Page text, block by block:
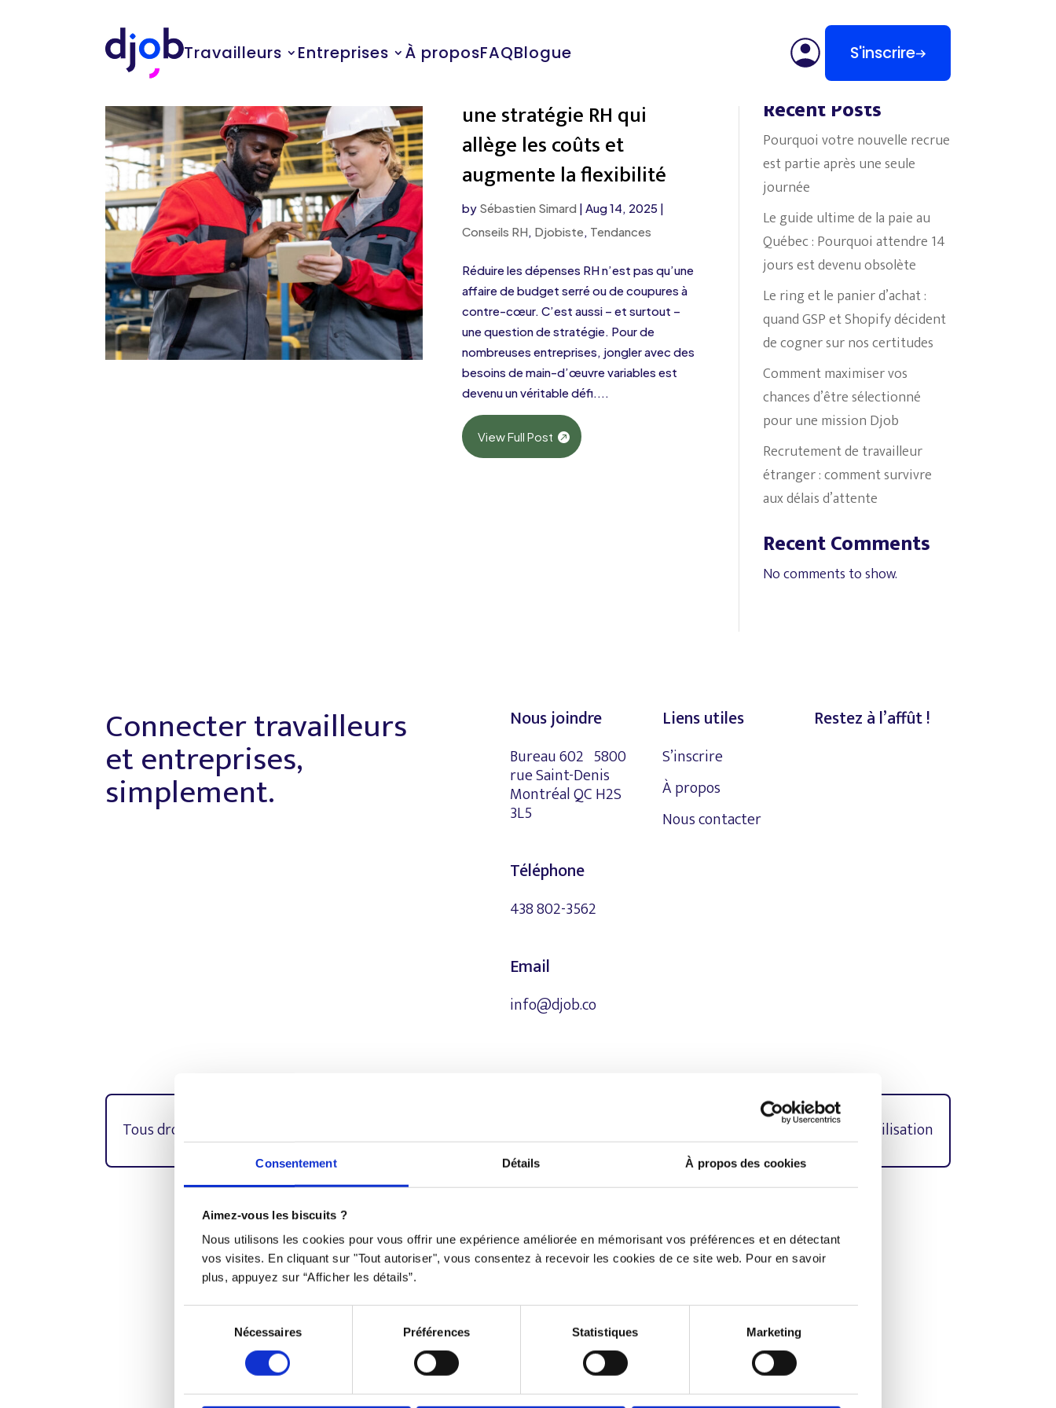
Consentement Détails À propos des cookies
Aimez-vous les biscuits ?
Nous utilisons les cookies pour vous offrir une expérience améliorée en mémorisant vos préférences et en détectant
vos visites. En cliquant sur "Tout autoriser", vous consentez à recevoir les cookies de ce site web. Pour en savoir
plus, appuyez sur “Afficher les détails”.
consentement
Nécessaires Préférences Statistiques Marketing
Travailleurs Entreprises À proposFAQBlogue S'inscrire
une stratégie RH qui
allège les coûts et
augmente la flexibilité
by Sébastien Simard | Aug 14, 2025|
Conseils RH, Djobiste, Tendances
Réduire les dépenses RH n’est pas qu’une
affaire de budget serré ou de coupures à
contre-cœur. C’est aussi – et surtout –
une question de stratégie. Pour de
nombreuses entreprises, jongler avec des
besoins de main-d’œuvre variables est
devenu un véritable défi....
View Full Post
Search
Recent Posts
Pourquoi votre nouvelle recrue
est partie après une seule
journée
Le guide ultime de la paie au
Québec : Pourquoi attendre 14
jours est devenu obsolète
Le ring et le panier d’achat :
quand GSP et Shopify décident
de cogner sur nos certitudes
Comment maximiser vos
chances d’être sélectionné
pour une mission Djob
Recrutement de travailleur
étranger : comment survivre
aux délais d’attente
Recent Comments
No comments to show.
Connecter travailleurs
et entreprises,
simplement.
Nous joindre
Bureau 602 5800
rue Saint-Denis
Montréal QC H2S
3L5
Téléphone
438 802-3562
Email
info@djob.co
Liens utiles
S’inscrire
À propos
Nous contacter
Restez à l’affût !
Tous droits réservés © Djob Politique de protectionConditions d’utilisation
Djob est une plateforme inclusive qui offre des opportunités équitables à tous. L’usage du masculin dans les textes a été
privilégié à des fins d’allégement uniquement.
Propulsé par le